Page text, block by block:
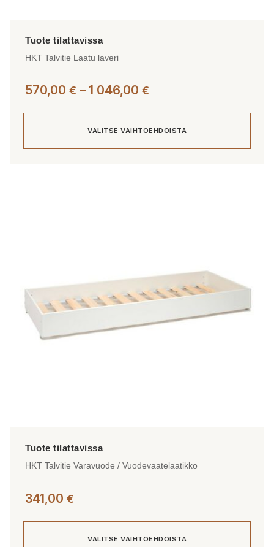
HKT Talvitie Laatu laveri
570,00 € – 1 046,00 €
1
046,00 €
VALITSE VAIHTOEHDOISTA
tuotteen
sivulla.
HKT Talvitie Varavuode / Vuodevaatelaatikko
341,00 €
VALITSE VAIHTOEHDOISTA